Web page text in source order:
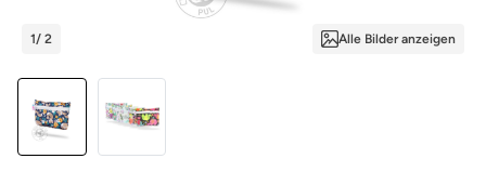
1/ 2 Alle Bilder anzeigen